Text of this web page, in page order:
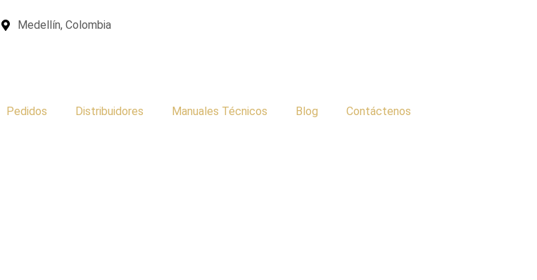
Medellín, Colombia
Pedidos Distribuidores Manuales Técnicos Blog Contáctenos